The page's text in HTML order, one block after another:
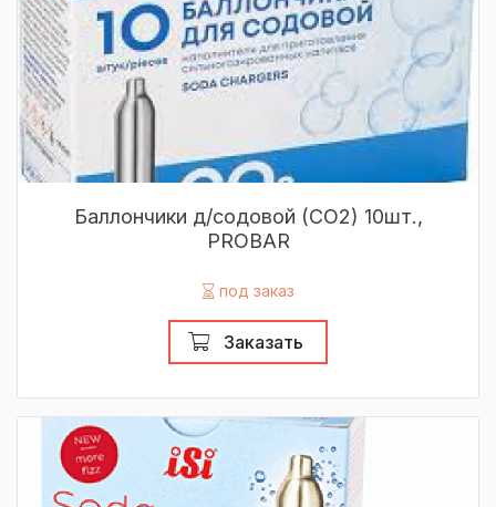
Баллончики д/содовой (СО2) 10шт.,
PROBAR
под заказ
Заказать